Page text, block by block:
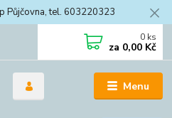
Půjčovna, tel. 603220323
Menu
0 ks
za 0,00 Kč